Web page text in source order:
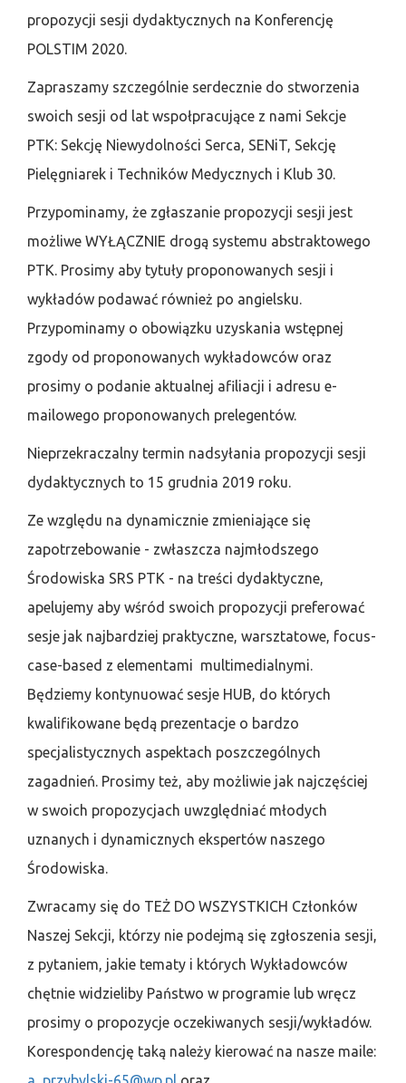
propozycji sesji dydaktycznych na Konferencję
POLSTIM 2020.
Zapraszamy szczególnie serdecznie do stworzenia
swoich sesji od lat wspołpracujące z nami Sekcje
PTK: Sekcję Niewydolności Serca, SENiT, Sekcję
Pielęgniarek i Techników Medycznych i Klub 30.
Przypominamy, że zgłaszanie propozycji sesji jest
możliwe WYŁĄCZNIE drogą systemu abstraktowego
PTK. Prosimy aby tytuły proponowanych sesji i
wykładów podawać również po angielsku.
Przypominamy o obowiązku uzyskania wstępnej
zgody od proponowanych wykładowców oraz
prosimy o podanie aktualnej afiliacji i adresu e-
mailowego proponowanych prelegentów.
Nieprzekraczalny termin nadsyłania propozycji sesji
dydaktycznych to 15 grudnia 2019 roku.
Ze względu na dynamicznie zmieniające się
zapotrzebowanie - zwłaszcza najmłodszego
Środowiska SRS PTK - na treści dydaktyczne,
apelujemy aby wśród swoich propozycji preferować
sesje jak najbardziej praktyczne, warsztatowe, focus-
case-based z elementami multimedialnymi.
Będziemy kontynuować sesje HUB, do których
kwalifikowane będą prezentacje o bardzo
specjalistycznych aspektach poszczególnych
zagadnień. Prosimy też, aby możliwie jak najczęściej
w swoich propozycjach uwzględniać młodych
uznanych i dynamicznych ekspertów naszego
Środowiska.
Zwracamy się do TEŻ DO WSZYSTKICH Członków
Naszej Sekcji, którzy nie podejmą się zgłoszenia sesji,
z pytaniem, jakie tematy i których Wykładowców
chętnie widzieliby Państwo w programie lub wręcz
prosimy o propozycje oczekiwanych sesji/wykładów.
Korespondencję taką należy kierować na nasze maile: